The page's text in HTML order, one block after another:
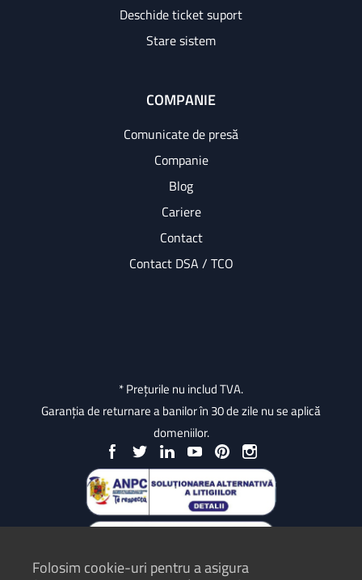
Deschide ticket suport
Stare sistem
COMPANIE
Comunicate de presă
Companie
Blog
Cariere
Contact
Contact DSA / TCO
* Prețurile nu includ TVA.
Garanția de returnare a banilor în 30 de zile nu se aplică
domeniilor.
Folosim cookie-uri pentru a asigura